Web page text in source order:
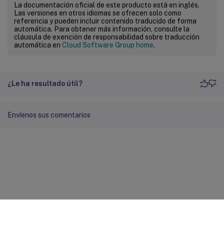
La documentación oficial de este producto está en inglés.
Las versiones en otros idiomas se ofrecen solo como
referencia y pueden incluir contenido traducido de forma
automática. Para obtener más información, consulte la
cláusula de exención de responsabilidad sobre traducción
automática en Cloud Software Group home.
¿Le ha resultado útil?
Envíenos sus comentarios